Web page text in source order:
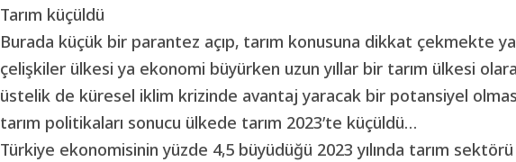
Tarım küçüldü
Burada küçük bir parantez açıp, tarım konusuna dikkat çekmekte
çelişkiler ülkesi ya ekonomi büyürken uzun yıllar bir tarım ülkesi
üstelik de küresel iklim krizinde avantaj yaracak bir potansiyel
tarım politikaları sonucu ülkede tarım 2023’te küçüldü…
Türkiye ekonomisinin yüzde 4,5 büyüdüğü 2023 yılında tarım